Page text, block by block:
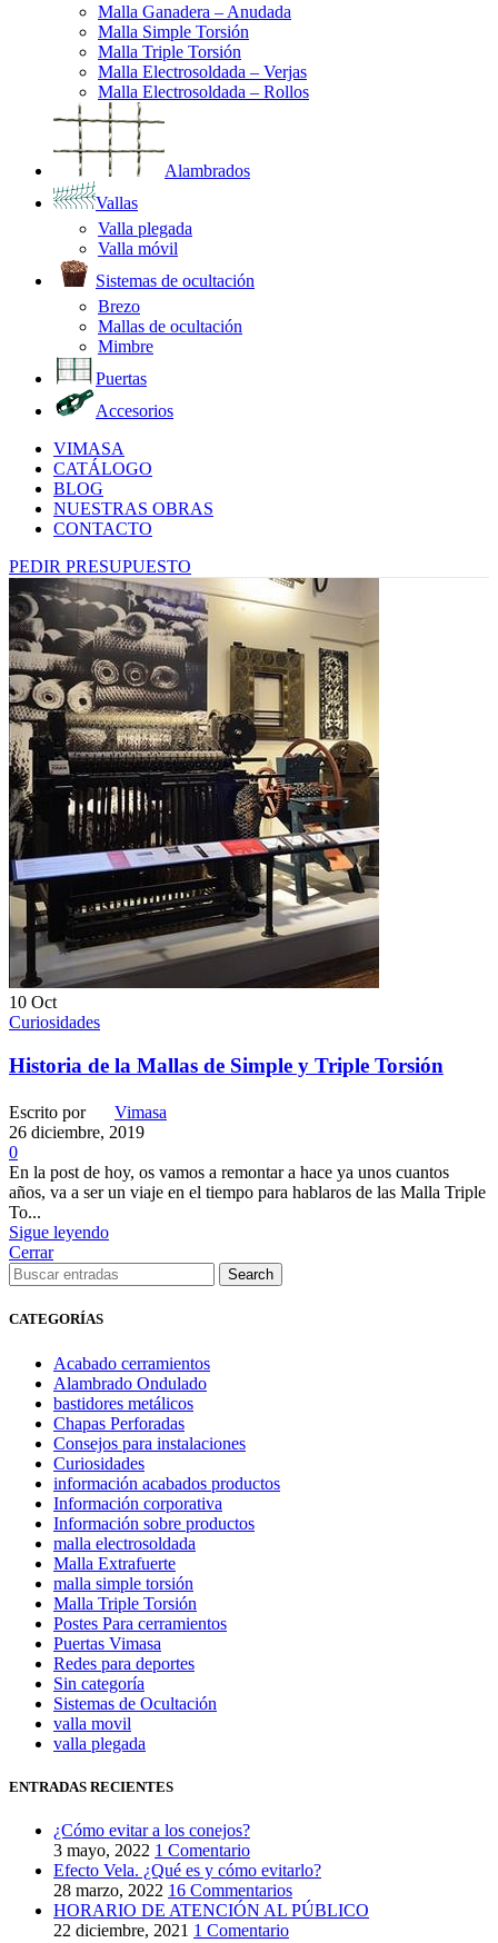
Malla Ganadera – Anudada
Malla Simple Torsión
Malla Triple Torsión
Malla Electrosoldada – Verjas
Malla Electrosoldada – Rollos
Alambrados
Vallas
Valla plegada
Valla móvil
Sistemas de ocultación
Brezo
Mallas de ocultación
Mimbre
Puertas
Accesorios
VIMASA
CATÁLOGO
BLOG
NUESTRAS OBRAS
CONTACTO
PEDIR PRESUPUESTO
10 Oct
Curiosidades
Historia de la Mallas de Simple y Triple Torsión
Escrito por
Vimasa
26 diciembre, 2019
0
En la post de hoy, os vamos a remontar a hace ya unos cuantos
años, va a ser un viaje en el tiempo para hablaros de las Malla Triple
To...
Sigue leyendo
Cerrar
Search
CATEGORÍAS
Acabado cerramientos
Alambrado Ondulado
bastidores metálicos
Chapas Perforadas
Consejos para instalaciones
Curiosidades
información acabados productos
Información corporativa
Información sobre productos
malla electrosoldada
Malla Extrafuerte
malla simple torsión
Malla Triple Torsión
Postes Para cerramientos
Puertas Vimasa
Redes para deportes
Sin categoría
Sistemas de Ocultación
valla movil
valla plegada
ENTRADAS RECIENTES
¿Cómo evitar a los conejos?
3 mayo, 2022 1 Comentario
Efecto Vela. ¿Qué es y cómo evitarlo?
28 marzo, 2022 16 Commentarios
HORARIO DE ATENCIÓN AL PÚBLICO
22 diciembre, 2021 1 Comentario